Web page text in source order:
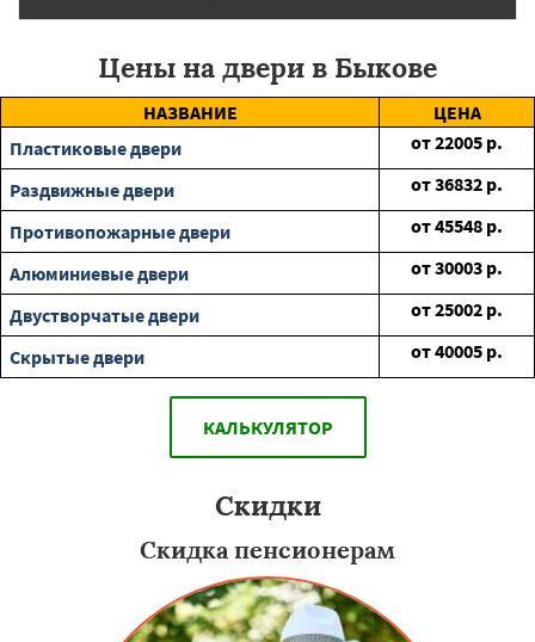
Цены на двери в Быкове
НАЗВАНИЕ
ЦЕНА
Пластиковые двери
от22005 р.
Раздвижные двери
от36832 р.
Противопожарные двери
от45548 р.
Алюминиевые двери
от30003 р.
Двустворчатые двери
от25002 р.
Скрытые двери
от40005 р.
КАЛЬКУЛЯТОР
Скидки
Скидка пенсионерам